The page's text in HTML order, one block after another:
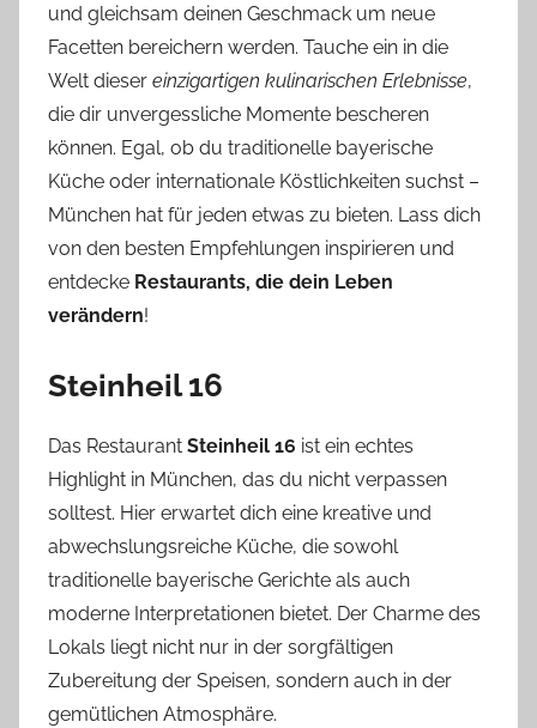
und gleichsam deinen Geschmack um neue
Facetten bereichern werden. Tauche ein in die
Welt dieser einzigartigen kulinarischen Erlebnisse,
die dir unvergessliche Momente bescheren
können. Egal, ob du traditionelle bayerische
Küche oder internationale Köstlichkeiten suchst –
München hat für jeden etwas zu bieten. Lass dich
von den besten Empfehlungen inspirieren und
entdecke Restaurants, die dein Leben
verändern!
Steinheil 16
Das Restaurant Steinheil 16 ist ein echtes
Highlight in München, das du nicht verpassen
solltest. Hier erwartet dich eine kreative und
abwechslungsreiche Küche, die sowohl
traditionelle bayerische Gerichte als auch
moderne Interpretationen bietet. Der Charme des
Lokals liegt nicht nur in der sorgfältigen
Zubereitung der Speisen, sondern auch in der
gemütlichen Atmosphäre.